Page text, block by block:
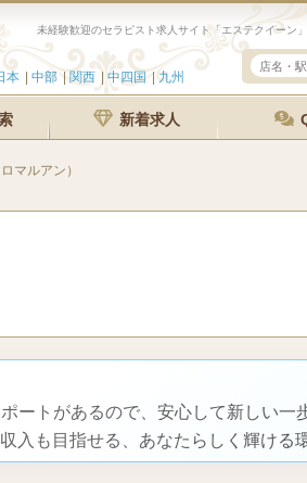
本 中部 関西 中四国 九州
新着求人
マルアン）
ートがあるので、安心して新しい一
入も目指せる、あなたらしく輝ける